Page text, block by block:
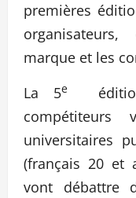
premières
marque et les
La 5e
compétiteurs
universitaires
(français 20 et
vont débattre